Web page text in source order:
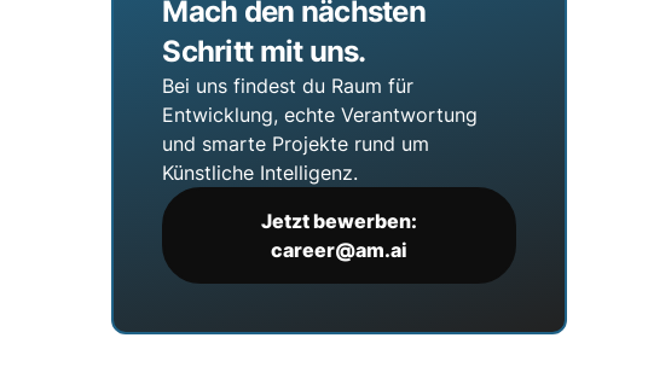
Mach den nächsten
Schritt mit uns.
Bei uns findest du Raum für
Entwicklung, echte Verantwortung
und smarte Projekte rund um
Künstliche Intelligenz.
Jetzt bewerben:
career@am.ai